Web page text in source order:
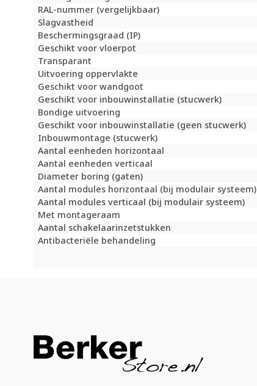
RAL-nummer (vergelijkbaar)
Slagvastheid
Beschermingsgraad (IP)
Geschikt voor vloerpot
Transparant
Uitvoering oppervlakte
Geschikt voor wandgoot
Geschikt voor inbouwinstallatie (stucwerk)
Bondige uitvoering
Geschikt voor inbouwinstallatie (geen stucwerk)
Inbouwmontage (stucwerk)
Aantal eenheden horizontaal
Aantal eenheden verticaal
Diameter boring (gaten)
Aantal modules horizontaal (bij modulair systeem)
Aantal modules verticaal (bij modulair systeem)
Met montageraam
Aantal schakelaarinzetstukken
Antibacteriële behandeling